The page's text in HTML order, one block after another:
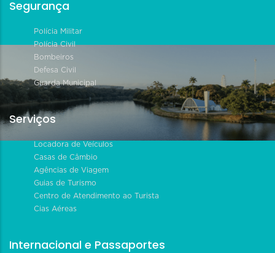
Segurança
Polícia Militar
Polícia Civil
Bombeiros
Defesa Civil
Guarda Municipal
Serviços
Locadora de Veículos
Casas de Câmbio
Agências de Viagem
Guias de Turismo
Centro de Atendimento ao Turista
Cias Aéreas
Internacional e Passaportes